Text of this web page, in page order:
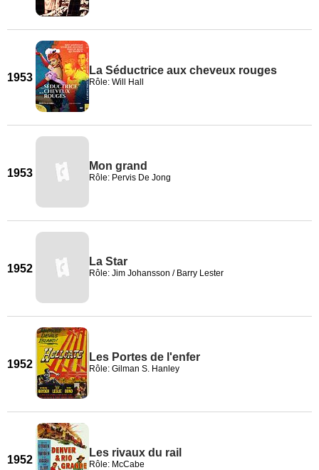
1953
La Séductrice aux cheveux rouges
Rôle: Will Hall
1953
Mon grand
Rôle: Pervis De Jong
1952
La Star
Rôle: Jim Johansson / Barry Lester
1952
Les Portes de l'enfer
Rôle: Gilman S. Hanley
1952
Les rivaux du rail
Rôle: McCabe